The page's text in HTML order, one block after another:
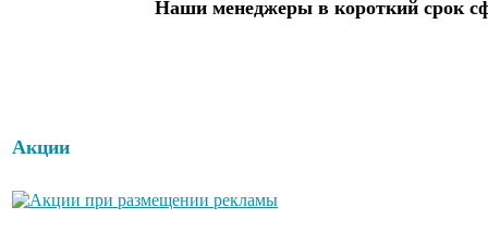
Наши менеджеры в короткий срок
Акции